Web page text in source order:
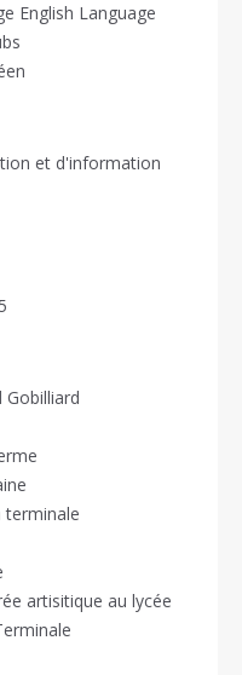
English Language
et d'information
Gobilliard
terminale
artisitique au lycée